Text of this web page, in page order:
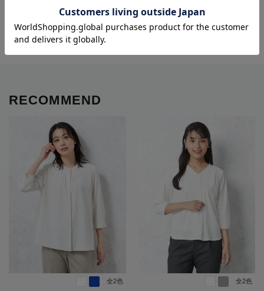
#ジャケット すっきり #インナー タック
※クリックするとタグに関連した商品が表示されます。
RECOMMEND
全2色 全2色